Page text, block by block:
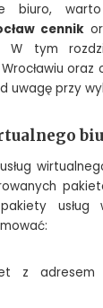
biuro,
cennik
W tym
oraz
uwagę przy
pakiety
z